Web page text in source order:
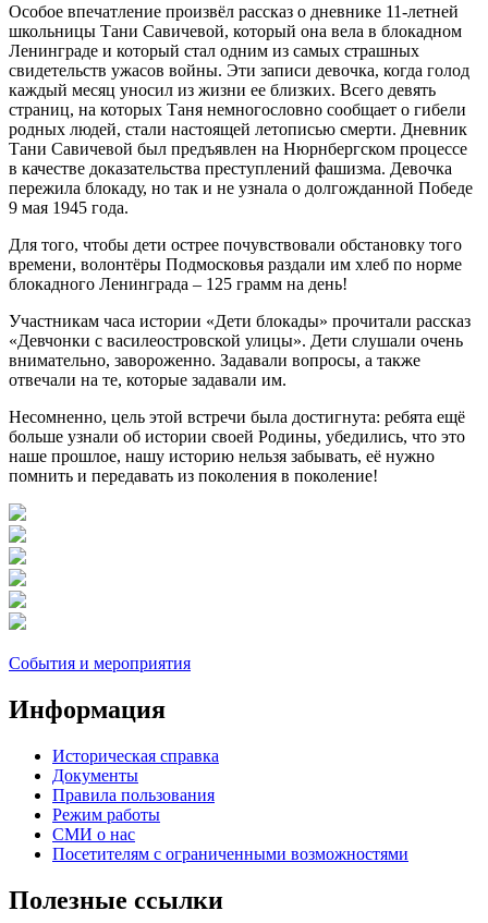
Особое впечатление произвёл рассказ о дневнике 11-летней
школьницы Тани Савичевой, который она вела в блокадном
Ленинграде и который стал одним из самых страшных
свидетельств ужасов войны. Эти записи девочка, когда голод
каждый месяц уносил из жизни ее близких. Всего девять
страниц, на которых Таня немногословно сообщает о гибели
родных людей, стали настоящей летописью смерти. Дневник
Тани Савичевой был предъявлен на Нюрнбергском процессе
в качестве доказательства преступлений фашизма. Девочка
пережила блокаду, но так и не узнала о долгожданной Победе
9 мая 1945 года.
Для того, чтобы дети острее почувствовали обстановку того
времени, волонтёры Подмосковья раздали им хлеб по норме
блокадного Ленинграда – 125 грамм на день!
Участникам часа истории «Дети блокады» прочитали рассказ
«Девчонки с василеостровской улицы». Дети слушали очень
внимательно, завороженно. Задавали вопросы, а также
отвечали на те, которые задавали им.
Несомненно, цель этой встречи была достигнута: ребята ещё
больше узнали об истории своей Родины, убедились, что это
наше прошлое, нашу историю нельзя забывать, её нужно
помнить и передавать из поколения в поколение!
События и мероприятия
Информация
Историческая справка
Документы
Правила пользования
Режим работы
СМИ о нас
Посетителям с ограниченными возможностями
Полезные ссылки